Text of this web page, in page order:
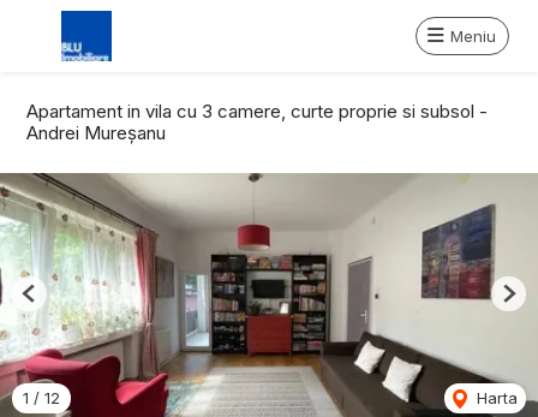
Meniu
Apartament in vila cu 3 camere, curte proprie si subsol -
Andrei Mureșanu
1 / 12 Harta
Previous